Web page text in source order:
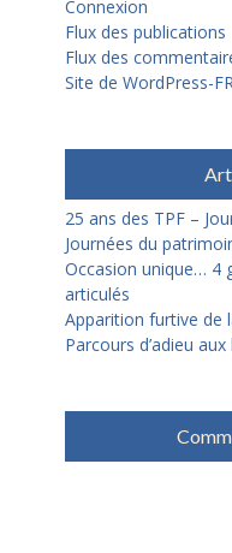
Connexion
Flux des publications
Flux des
Site de WordPress-
25 ans des TPF –
Journées du
Occasion unique… 4
articulés
Apparition furtive de
Parcours d’adieu